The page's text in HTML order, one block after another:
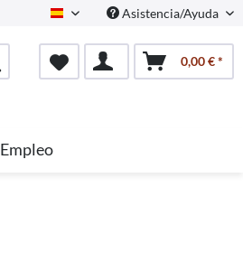
Spanisch Asistencia/Ayuda
0,00 € *
Empleo